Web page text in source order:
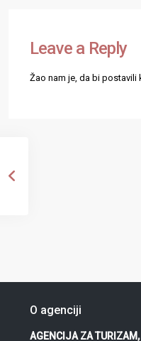
Leave a Reply
Žao nam je, da bi postavili
O agenciji
AGENCIJA ZA